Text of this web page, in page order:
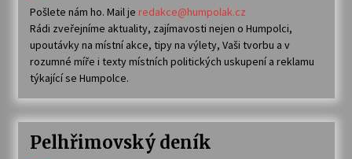
Pošlete nám ho. Mail je redakce@humpolak.cz
Rádi zveřejníme aktuality, zajímavosti nejen o Humpolci,
upoutávky na místní akce, tipy na výlety, Vaši tvorbu a v
rozumné míře i texty místních politických uskupení a reklamu
týkající se Humpolce.
Pelhřimovský deník